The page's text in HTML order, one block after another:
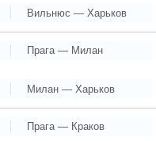
Вильнюс — Харьков
Прага — Милан
Милан — Харьков
Прага — Краков